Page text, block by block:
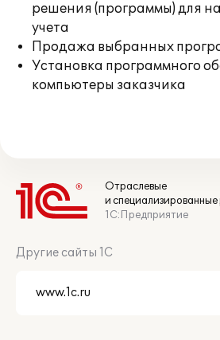
решения (программы) для
учета
Продажа выбранных
Установка программного
компьютеры заказчика
Отраслевые
и
1С:Предприятие
Другие сайты 1С